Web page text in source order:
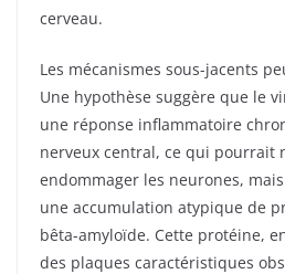
cerveau.
Les mécanismes sous-jacents
Une hypothèse suggère que le
une réponse inflammatoire
nerveux central, ce qui pourrait
endommager les neurones,
une accumulation atypique de
bêta-amyloïde. Cette protéine,
des plaques caractéristiques